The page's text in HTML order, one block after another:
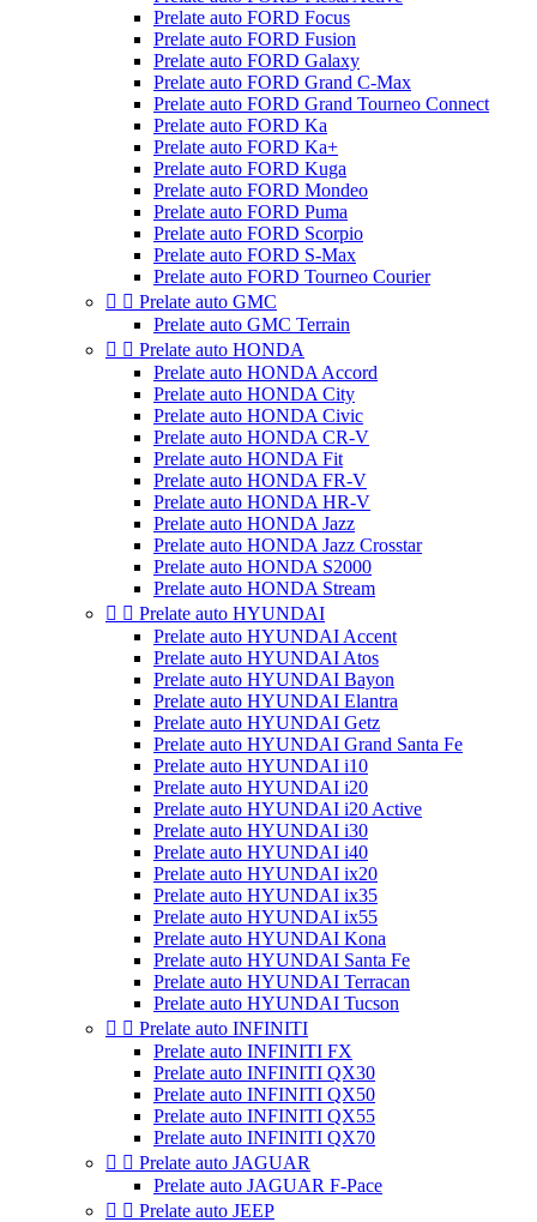
Prelate auto FORD Focus
Prelate auto FORD Fusion
Prelate auto FORD Galaxy
Prelate auto FORD Grand C-Max
Prelate auto FORD Grand Tourneo Connect
Prelate auto FORD Ka
Prelate auto FORD Ka+
Prelate auto FORD Kuga
Prelate auto FORD Mondeo
Prelate auto FORD Puma
Prelate auto FORD Scorpio
Prelate auto FORD S-Max
Prelate auto FORD Tourneo Courier
  Prelate auto GMC
Prelate auto GMC Terrain
  Prelate auto HONDA
Prelate auto HONDA Accord
Prelate auto HONDA City
Prelate auto HONDA Civic
Prelate auto HONDA CR-V
Prelate auto HONDA Fit
Prelate auto HONDA FR-V
Prelate auto HONDA HR-V
Prelate auto HONDA Jazz
Prelate auto HONDA Jazz Crosstar
Prelate auto HONDA S2000
Prelate auto HONDA Stream
  Prelate auto HYUNDAI
Prelate auto HYUNDAI Accent
Prelate auto HYUNDAI Atos
Prelate auto HYUNDAI Bayon
Prelate auto HYUNDAI Elantra
Prelate auto HYUNDAI Getz
Prelate auto HYUNDAI Grand Santa Fe
Prelate auto HYUNDAI i10
Prelate auto HYUNDAI i20
Prelate auto HYUNDAI i20 Active
Prelate auto HYUNDAI i30
Prelate auto HYUNDAI i40
Prelate auto HYUNDAI ix20
Prelate auto HYUNDAI ix35
Prelate auto HYUNDAI ix55
Prelate auto HYUNDAI Kona
Prelate auto HYUNDAI Santa Fe
Prelate auto HYUNDAI Terracan
Prelate auto HYUNDAI Tucson
  Prelate auto INFINITI
Prelate auto INFINITI FX
Prelate auto INFINITI QX30
Prelate auto INFINITI QX50
Prelate auto INFINITI QX55
Prelate auto INFINITI QX70
  Prelate auto JAGUAR
Prelate auto JAGUAR F-Pace
  Prelate auto JEEP